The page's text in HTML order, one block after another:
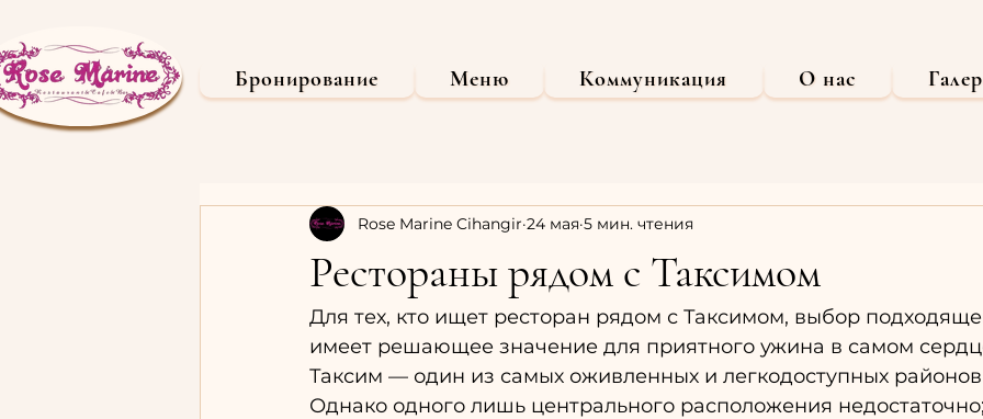
Бронирование Меню Коммуникация О нас
Рестораны рядом с Таксимом
Rose Marine Cihangir 24 мая 5 мин. чтения
Для тех, кто ищет ресторан рядом с Таксимом, выбор
имеет решающее значение для приятного ужина в самом
Таксим — один из самых оживленных и легкодоступных районов
Однако одного лишь центрального расположения